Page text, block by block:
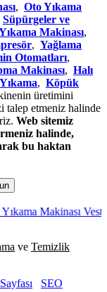
, Oto Yıkama
Süpürgeler ve
Makinası,
, Yağlama
Otomatları,
Makinası, Halı
, Köpük
üretimini
talep etmeniz halinde
Web sitemiz
halinde,
bu haktan
Makinası Vestel
ve Temizlik
SEO